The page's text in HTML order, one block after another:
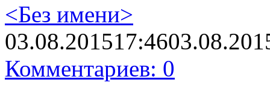
<Без имени>
03.08.201517:46
Комментариев: 0